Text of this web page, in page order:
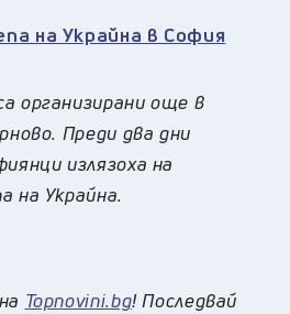
на Украйна в София
организирани още в
Преди два дни
излязоха на
на Украйна.
Topnovini.bg! Последвай